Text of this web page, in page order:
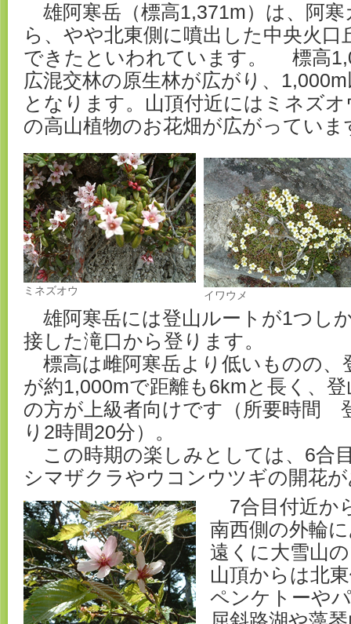
雄阿寒岳（標高1,371m）は、阿
ら、やや北東側に噴出した中央火口
できたといわれています。 標高
広混交林の原生林が広がり、
となります。山頂付近にはミネズ
の高山植物のお花畑が広がっていま
ミネズオウ イワウメ
雄阿寒岳には登山ルートが1つし
接した滝口から登ります。
標高は雌阿寒岳より低いものの、
が約1,000mで距離も6kmと長く、
の方が上級者向けです（所要時間
り2時間20分）。
この時期の楽しみとしては、6合
シマザクラやウコンウツギの開花
7合目付近か
南西側の外輪
遠くに大雪山
山頂からは北
ペンケトーや